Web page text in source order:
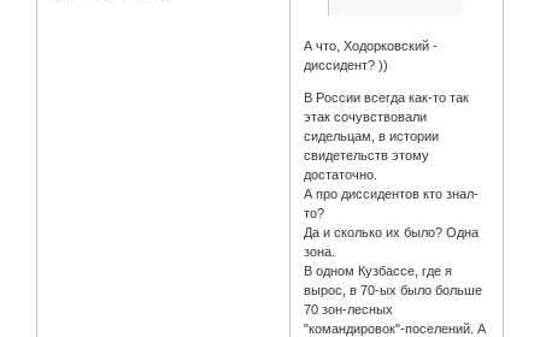
А что, Ходорковский -
диссидент? ))
В России всегда как-то так
этак сочувствовали
сидельцам, в истории
свидетельств этому
достаточно.
А про диссидентов кто знал-
то?
Да и сколько их было? Одна
зона.
В одном Кузбассе, где я
вырос, в 70-ых было больше
70 зон-лесных
"командировок"-поселений. А